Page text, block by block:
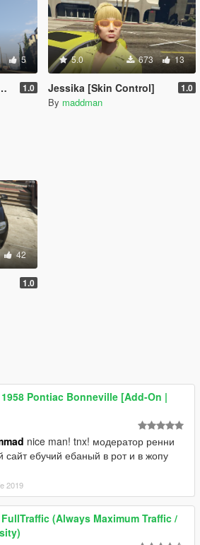
5
1.0
5.0 673 13
Jessika [Skin Control] 1.0
By maddman
42
1.0
1958 Pontiac Bonneville [Add-On |
nice man! tnx! модератор ренни
сайт ебучий ебаный в рот и в жопу
2019
FullTraffic (Always Maximum Traffic /